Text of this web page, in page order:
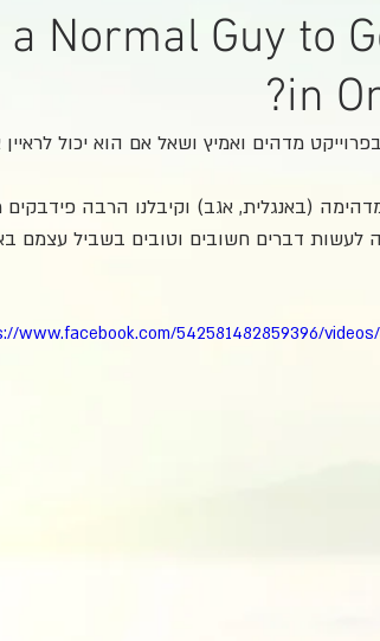
Normal Guy to
in
מדהים ואמיץ ושאל אם הוא יכול
(באנגלית, אגב) וקיבלנו הרבה
לעשות דברים חשובים וטובים בשביל עצמם
www.facebook.com/542581482859396/videos/